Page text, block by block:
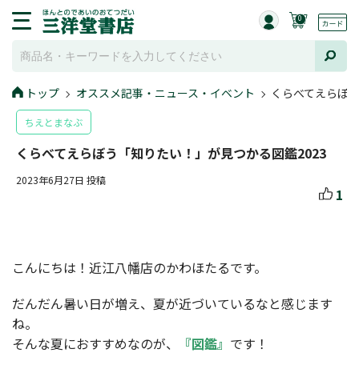
0
トップ オススメ記事・ニュース・イベント くらべてえらぼ
ちえとまなぶ
くらべてえらぼう「知りたい！」が見つかる図鑑2023
2023年6月27日 投稿
1
こんにちは！近江八幡店のかわほたるです。
だんだん暑い日が増え、夏が近づいているなと感じます
ね。
そんな夏におすすめなのが、
『図鑑』 です！